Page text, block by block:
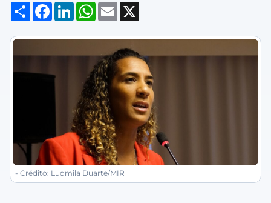
Compartilhar
Facebook
LinkedInWhatsApp
Email
- Crédito: Ludmila Duarte/MIR